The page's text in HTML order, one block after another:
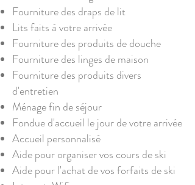
Fourniture des draps de lit
Lits faits à votre arrivée
Fourniture des produits de douche
Fourniture des linges de maison
Fourniture des produits divers
d'entretien
Ménage fin de séjour
Fondue d'accueil le jour de votre arrivée
Accueil personnalisé
Aide pour organiser vos cours de ski
Aide pour l'achat de vos forfaits de ski